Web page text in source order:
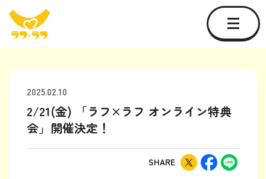
2025.02.10
2/21(金) 「ラフ×ラフ オンライン特典
会」開催決定！
SHARE